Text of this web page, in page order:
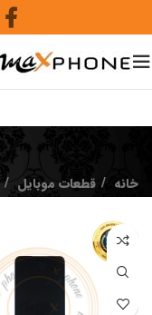
خانه قطعات موبایل